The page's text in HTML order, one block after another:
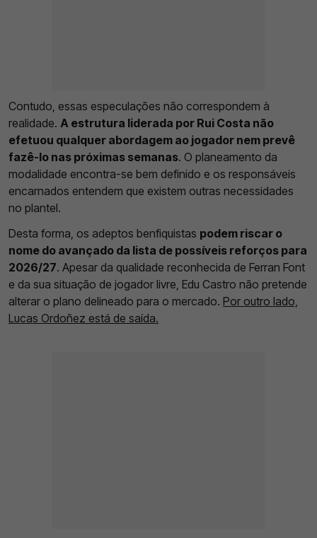
Contudo, essas especulações não correspondem à
realidade. A estrutura liderada por Rui Costa não
efetuou qualquer abordagem ao jogador nem prevê
fazê-lo nas próximas semanas. O planeamento da
modalidade encontra-se bem definido e os responsáveis
encarnados entendem que existem outras necessidades
no plantel.
Desta forma, os adeptos benfiquistas podem riscar o
nome do avançado da lista de possíveis reforços para
2026/27. Apesar da qualidade reconhecida de Ferran Font
e da sua situação de jogador livre, Edu Castro não pretende
alterar o plano delineado para o mercado. Por outro lado,
Lucas Ordoñez está de saída.